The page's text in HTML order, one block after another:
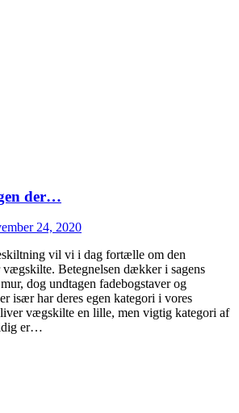
der…
24, 2020
vil vi i dag fortælle om den
Betegnelsen dækker i sagens
dog undtagen fadebogstaver og
især har deres egen kategori i vores
vægskilte en lille, men vigtig kategori af
er…